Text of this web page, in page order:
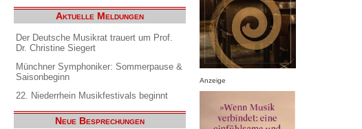
Aktuelle Meldungen
Der Deutsche Musikrat trauert um Prof.
Dr. Christine Siegert
Münchner Symphoniker: Sommerpause &
Saisonbeginn
22. Niederrhein Musikfestivals beginnt
Neue Besprechungen
Anzeige